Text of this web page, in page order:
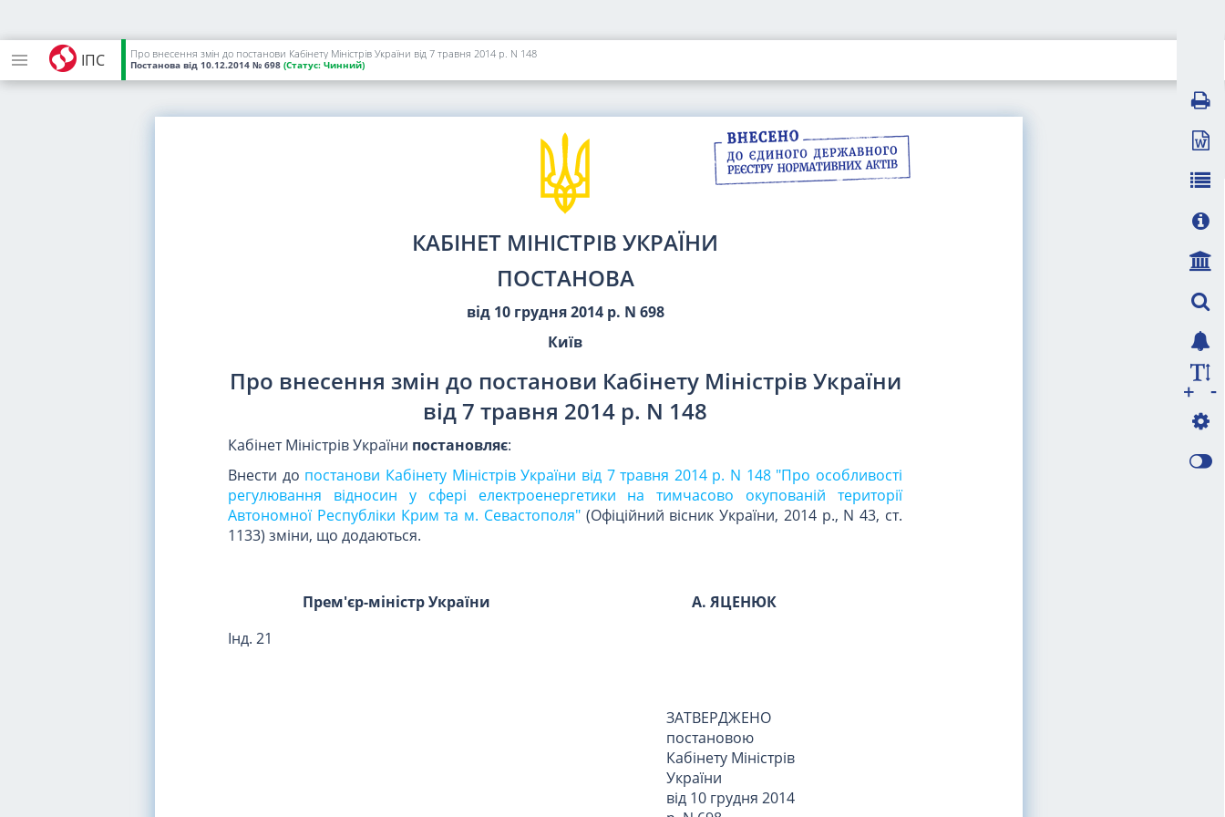
ІПС Про внесення змін до постанови Кабінету Міністрів України від 7 травня 2014 р. N 148
Постанова від 10.12.2014 № 698 (Статус: Чинний)
КАБІНЕТ МІНІСТРІВ УКРАЇНИ
ПОСТАНОВА
від 10 грудня 2014 р. N 698
Київ
Про внесення змін до постанови Кабінету Міністрів України
від 7 травня 2014 р. N 148
Кабінет Міністрів України постановляє:
Внести до постанови Кабінету Міністрів України від 7 травня 2014 р. N 148 "Про особливості
регулювання відносин у сфері електроенергетики на тимчасово окупованій території
Автономної Республіки Крим та м. Севастополя"(Офіційний вісник України, 2014 р., N 43, ст.
1133) зміни, що додаються.
Прем'єр-міністр України
А. ЯЦЕНЮК
Інд. 21
ЗАТВЕРДЖЕНО
постановою
Кабінету Міністрів
України
від 10 грудня 2014
-
+